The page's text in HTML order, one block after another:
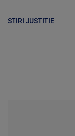
STIRI JUSTITIE